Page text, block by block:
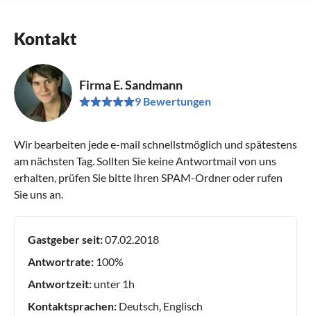
Kontakt
Firma E. Sandmann
9 Bewertungen
Wir bearbeiten jede e-mail schnellstmöglich und spätestens
am nächsten Tag. Sollten Sie keine Antwortmail von uns
erhalten, prüfen Sie bitte Ihren SPAM-Ordner oder rufen
Sie uns an.
Gastgeber seit:07.02.2018
Antwortrate: 100%
Antwortzeit: unter 1h
Kontaktsprachen: Deutsch, Englisch